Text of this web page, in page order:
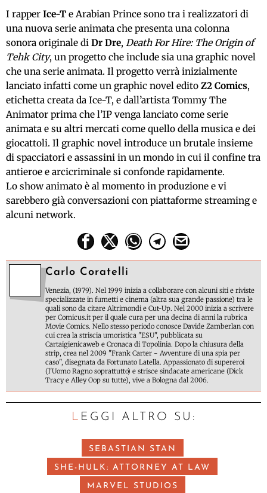
I rapper Ice-T e Arabian Prince sono tra i realizzatori di
una nuova serie animata che presenta una colonna
sonora originale di Dr Dre, Death For Hire: The Origin of
Tehk City, un progetto che include sia una graphic novel
che una serie animata. Il progetto verrà inizialmente
lanciato infatti come un graphic novel edito Z2 Comics,
etichetta creata da Ice-T, e dall’artista Tommy The
Animator prima che l’IP venga lanciato come serie
animata e su altri mercati come quello della musica e dei
giocattoli. Il graphic novel introduce un brutale insieme
di spacciatori e assassini in un mondo in cui il confine tra
antieroe e arcicriminale si confonde rapidamente.
Lo show animato è al momento in produzione e vi
sarebbero già conversazioni con piattaforme streaming e
alcuni network.
Carlo Coratelli
Venezia, (1979). Nel 1999 inizia a collaborare con alcuni siti e riviste
specializzate in fumetti e cinema (altra sua grande passione) tra le
quali sono da citare Altrimondi e Cut-Up. Nel 2000 inizia a scrivere
per Comicus.it per il quale cura per una decina di anni la rubrica
Movie Comics. Nello stesso periodo conosce Davide Zamberlan con
cui crea la striscia umoristica "ESU", pubblicata su
Cartaigienicaweb e Cronaca di Topolinia. Dopo la chiusura della
strip, crea nel 2009 "Frank Carter - Avventure di una spia per
caso", disegnata da Fortunato Latella. Appassionato di supereroi
(l'Uomo Ragno soprattutto) e strisce sindacate americane (Dick
Tracy e Alley Oop su tutte), vive a Bologna dal 2006.
LEGGI ALTRO SU:
SEBASTIAN STAN
SHE-HULK: ATTORNEY AT LAW
MARVEL STUDIOS